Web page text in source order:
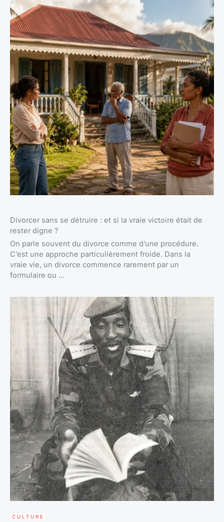
Divorcer sans se détruire : et si la vraie victoire était de
rester digne ?
On parle souvent du divorce comme d’une procédure.
C’est une approche particulièrement froide. Dans la
vraie vie, un divorce commence rarement par un
formulaire ou ...
CULTURE